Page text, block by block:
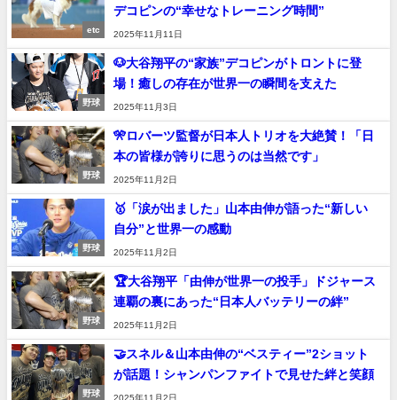
etc
デコピンの“幸せなトレーニング時間”
2025年11月11日
野球
🐶大谷翔平の“家族”デコピンがトロントに登
場！癒しの存在が世界一の瞬間を支えた
2025年11月3日
野球
🎌ロバーツ監督が日本人トリオを大絶賛！「日
本の皆様が誇りに思うのは当然です」
2025年11月2日
野球
🥇「涙が出ました」山本由伸が語った“新しい
自分”と世界一の感動
2025年11月2日
野球
🏆大谷翔平「由伸が世界一の投手」ドジャース
連覇の裏にあった“日本人バッテリーの絆”
2025年11月2日
野球
🤝スネル＆山本由伸の“ベスティー”2ショット
が話題！シャンパンファイトで見せた絆と笑顔
2025年11月2日